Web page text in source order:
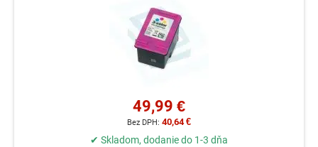
49,99 €
40,64 €
✔ Skladom, dodanie do 1-3 dňa